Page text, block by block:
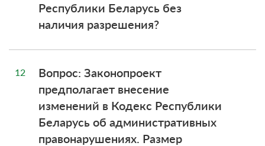
Республики Беларусь без
наличия разрешения?
12
Вопрос: Законопроект
предполагает внесение
изменений в Кодекс Республики
Беларусь об административных
правонарушениях. Размер